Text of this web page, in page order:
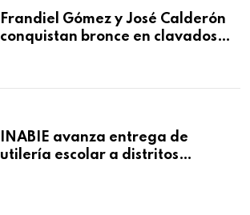
Frandiel Gómez y José Calderón
conquistan bronce en clavados
INABIE avanza entrega de
utilería escolar a distritos